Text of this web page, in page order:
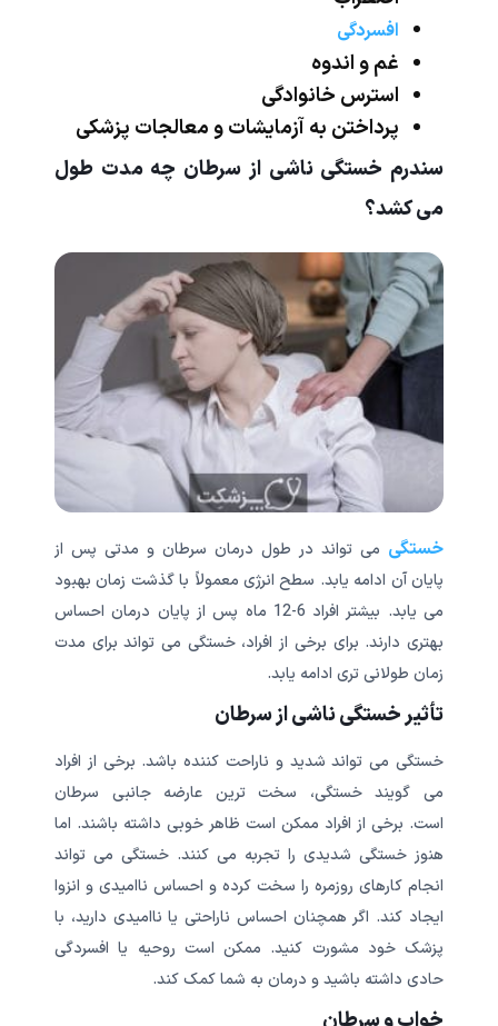
افسردگی
غم و اندوه
استرس خانوادگی
پرداختن به آزمایشات و معالجات پزشکی
سندرم خستگی ناشی از سرطان چه مدت طول
می کشد؟
خستگی می تواند در طول درمان سرطان و مدتی پس از
پایان آن ادامه یابد. سطح انرژی معمولاً با گذشت زمان بهبود
می یابد. بیشتر افراد 6-12 ماه پس از پایان درمان احساس
بهتری دارند. برای برخی از افراد، خستگی می تواند برای مدت
زمان طولانی تری ادامه یابد.
تأثیر خستگی ناشی از سرطان
خستگی می تواند شدید و ناراحت کننده باشد. برخی از افراد
می گویند خستگی، سخت ترین عارضه جانبی سرطان
است. برخی از افراد ممکن است ظاهر خوبی داشته باشند. اما
هنوز خستگی شدیدی را تجربه می کنند. خستگی می تواند
انجام کارهای روزمره را سخت کرده و احساس ناامیدی و انزوا
ایجاد کند. اگر همچنان احساس ناراحتی یا ناامیدی دارید، با
پزشک خود مشورت کنید. ممکن است روحیه یا افسردگی
حادی داشته باشید و درمان به شما کمک کند.